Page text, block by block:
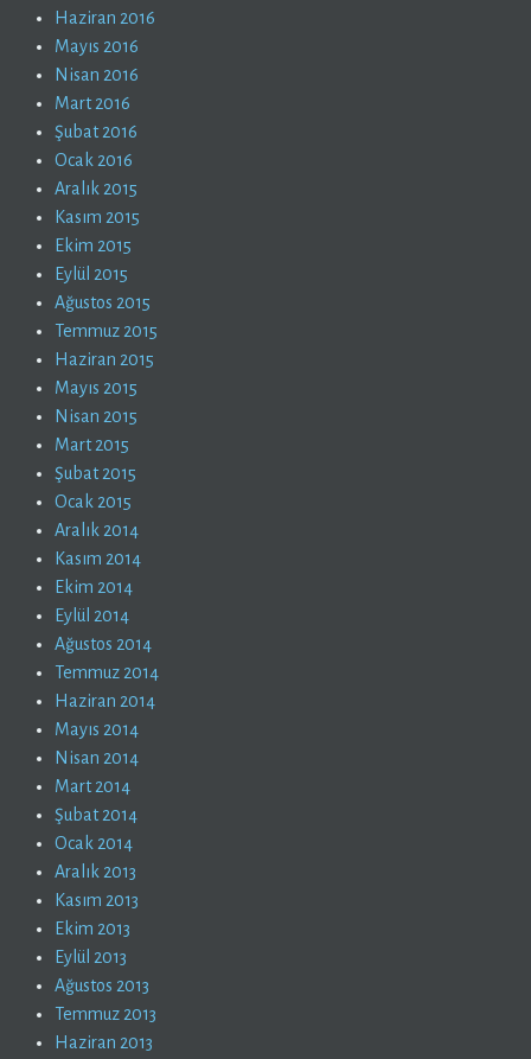
Haziran 2016
Mayıs 2016
Nisan 2016
Mart 2016
Şubat 2016
Ocak 2016
Aralık 2015
Kasım 2015
Ekim 2015
Eylül 2015
Ağustos 2015
Temmuz 2015
Haziran 2015
Mayıs 2015
Nisan 2015
Mart 2015
Şubat 2015
Ocak 2015
Aralık 2014
Kasım 2014
Ekim 2014
Eylül 2014
Ağustos 2014
Temmuz 2014
Haziran 2014
Mayıs 2014
Nisan 2014
Mart 2014
Şubat 2014
Ocak 2014
Aralık 2013
Kasım 2013
Ekim 2013
Eylül 2013
Ağustos 2013
Temmuz 2013
Haziran 2013